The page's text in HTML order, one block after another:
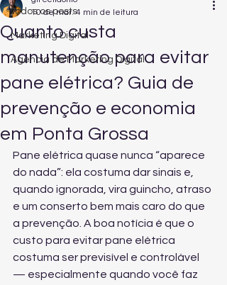
Todos os posts
Marketing Digital
Agencia de Marketing Digital
Quanto custa
manutenção para evitar
pane elétrica? Guia de
prevenção e economia
em Ponta Grossa
10 de mar. 4 min de leitura
Pane elétrica quase nunca “aparece
do nada”: ela costuma dar sinais e,
quando ignorada, vira guincho, atraso
e um conserto bem mais caro do que
a prevenção. A boa notícia é que o
custo para evitar pane elétrica
costuma ser previsível e controlável
— especialmente quando você faz